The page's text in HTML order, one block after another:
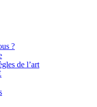
?
de l’art